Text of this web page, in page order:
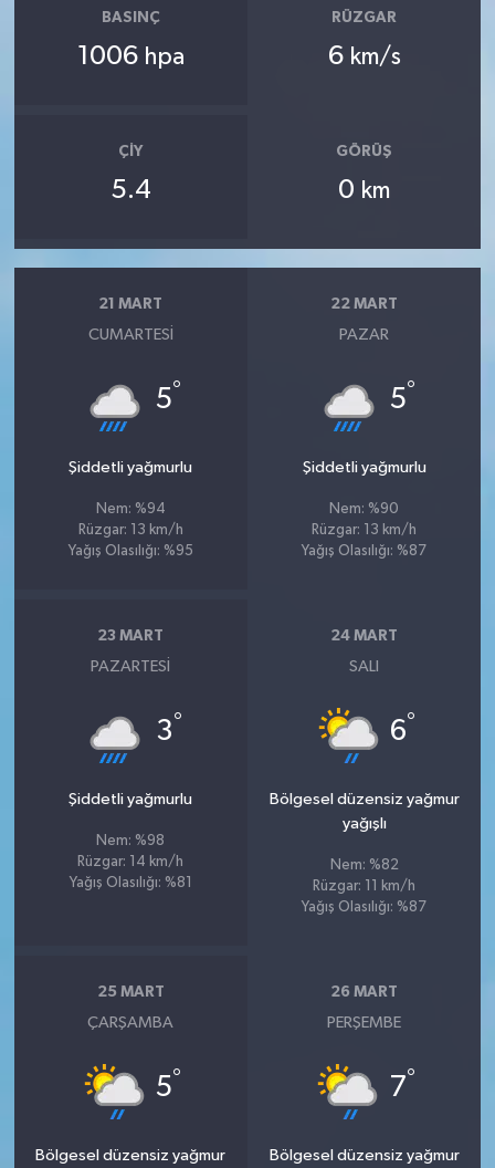
BASINÇ
1006 hpa
RÜZGAR
6 km/s
ÇIY
5.4
GÖRÜŞ
0 km
21 MART
CUMARTESI
5°
Şiddetli yağmurlu
Nem: %94
Rüzgar: 13 km/h
Yağış Olasılığı: %95
22 MART
PAZAR
5°
Şiddetli yağmurlu
Nem: %90
Rüzgar: 13 km/h
Yağış Olasılığı: %87
23 MART
PAZARTESI
3°
Şiddetli yağmurlu
Nem: %98
Rüzgar: 14 km/h
Yağış Olasılığı: %81
24 MART
SALI
6°
Bölgesel düzensiz yağmur
yağışlı
Nem: %82
Rüzgar: 11 km/h
Yağış Olasılığı: %87
25 MART
ÇARŞAMBA
5°
Bölgesel düzensiz yağmur
26 MART
PERŞEMBE
7°
Bölgesel düzensiz yağmur